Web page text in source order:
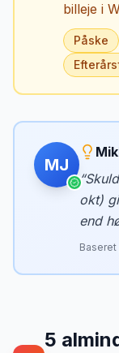
billeje i
Påske
MJ
“
okt)
end
Baseret
5